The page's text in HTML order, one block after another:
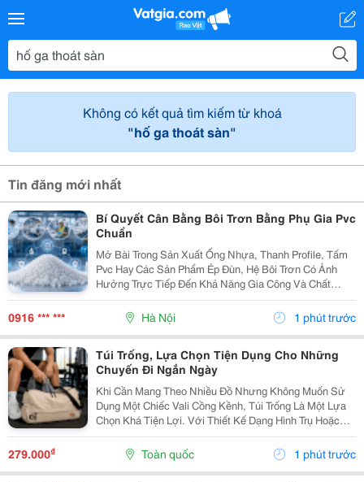
Không có kết quả tìm kiếm từ khoá
"hố ga thoát sàn"
Tin đăng mới nhất
Bí Quyết Cân Bằng Bôi Trơn Bằng Phụ Gia Pvc
Chuẩn
Mở Bài Trong Sản Xuất Ống Nhựa, Thanh Profile, Tấm
Pvc Hay Các Sản Phẩm Ép Đùn, Hệ Bôi Trơn Có Ảnh
Hưởng Trực Tiếp Đến Khả Năng Gia Công Và Chất
Lượng Thành Phẩm. Nếu Lượng Chất Bôi Trơn Không
Phù Hợp, Nhựa Có Thể Bị Dính Thiết Bị, Khó Nóng
0916 *** *** Hà Nội 1 phút trước
Túi Trống, Lựa Chọn Tiện Dụng Cho Những
Chuyến Đi Ngắn Ngày
Khi Cần Mang Theo Nhiều Đồ Nhưng Không Muốn Sử
Dụng Một Chiếc Vali Cồng Kềnh, Túi Trống Là Một Lựa
Chọn Khá Tiện Lợi. Với Thiết Kế Dạng Hình Trụ Hoặc
Dáng Ngang, Túi Có Không Gian Chứa Rộng, Dễ Sắp
Xếp Quần Áo, Giày Dép Và Các Vật Dụng Cá Nhân.
279.000₫ Toàn quốc 1 phút trước